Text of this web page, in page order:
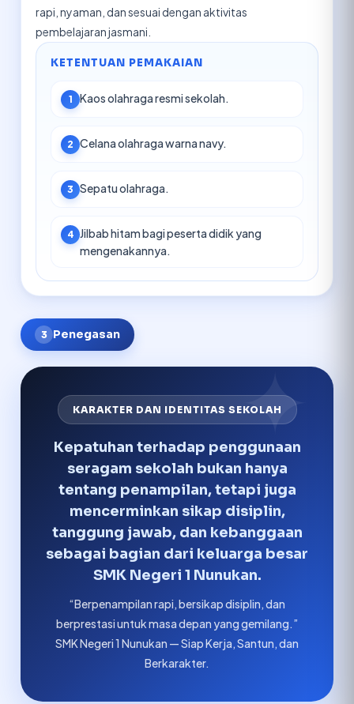
rapi, nyaman, dan sesuai dengan aktivitas
pembelajaran jasmani.
KETENTUAN PEMAKAIAN
1 Kaos olahraga resmi sekolah.
2 Celana olahraga warna navy.
3 Sepatu olahraga.
4
Jilbab hitam bagi peserta didik yang
mengenakannya.
3 Penegasan
KARAKTER DAN IDENTITAS SEKOLAH
Kepatuhan terhadap penggunaan
seragam sekolah bukan hanya
tentang penampilan, tetapi juga
mencerminkan sikap disiplin,
tanggung jawab, dan kebanggaan
sebagai bagian dari keluarga besar
SMK Negeri 1 Nunukan.
“Berpenampilan rapi, bersikap disiplin, dan
berprestasi untuk masa depan yang gemilang.”
SMK Negeri 1 Nunukan — Siap Kerja, Santun, dan
Berkarakter.